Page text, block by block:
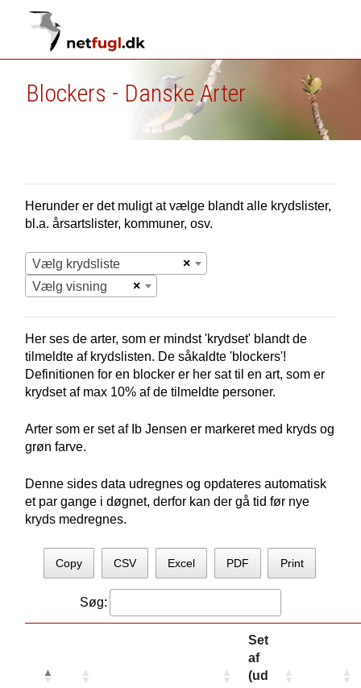
Blockers - Danske Arter
Herunder er det muligt at vælge blandt alle krydslister,
bl.a. årsartslister, kommuner, osv.
×
Vælg krydsliste
×
Vælg visning
Her ses de arter, som er mindst 'krydset' blandt de
tilmeldte af krydslisten. De såkaldte 'blockers'!
Definitionen for en blocker er her sat til en art, som er
krydset af max 10% af de tilmeldte personer.
Arter som er set af Ib Jensen er markeret med kryds og
grøn farve.
Denne sides data udregnes og opdateres automatisk
et par gange i døgnet, derfor kan der gå tid før nye
kryds medregnes.
Copy CSV Excel PDF Print
Søg:
Set
af
(ud